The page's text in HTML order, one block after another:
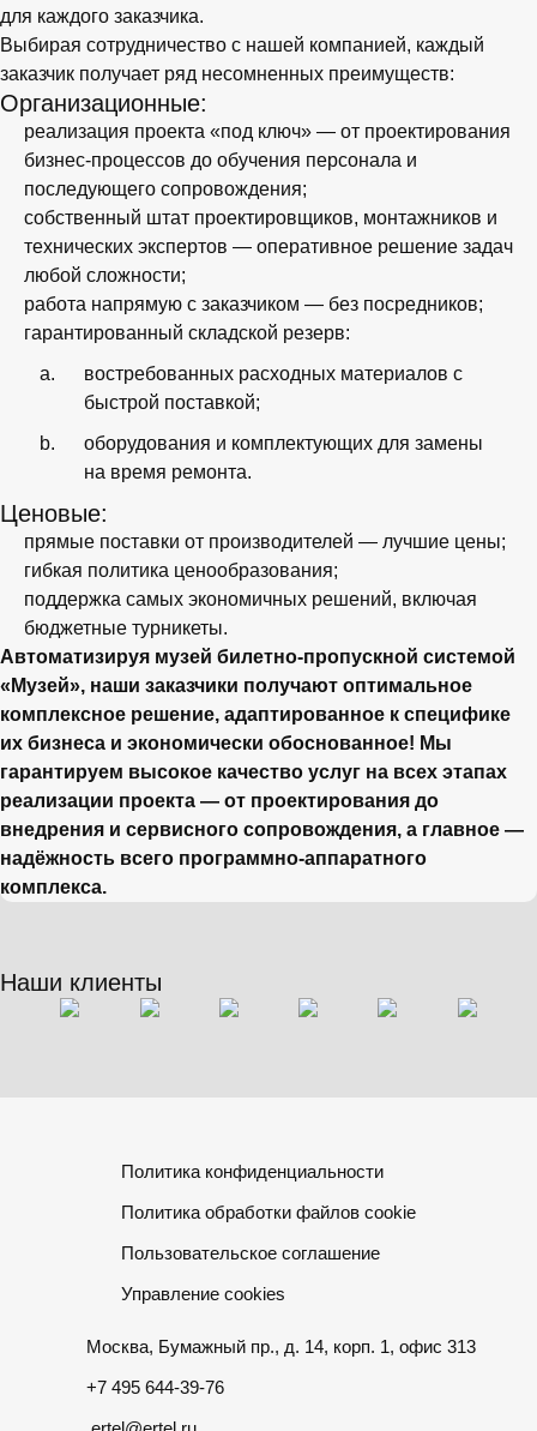
для каждого заказчика.
Выбирая сотрудничество с нашей компанией, каждый
заказчик получает ряд несомненных преимуществ:
Организационные:
реализация проекта «под ключ» — от проектирования
бизнес-процессов до обучения персонала и
последующего сопровождения;
собственный штат проектировщиков, монтажников и
технических экспертов — оперативное решение задач
любой сложности;
работа напрямую с заказчиком — без посредников;
гарантированный складской резерв:
востребованных расходных материалов с
быстрой поставкой;
оборудования и комплектующих для замены
на время ремонта.
Ценовые:
прямые поставки от производителей — лучшие цены;
гибкая политика ценообразования;
поддержка самых экономичных решений, включая
бюджетные турникеты.
Автоматизируя музей билетно-пропускной системой
«Музей», наши заказчики получают оптимальное
комплексное решение, адаптированное к специфике
их бизнеса и экономически обоснованное! Мы
гарантируем высокое качество услуг на всех этапах
реализации проекта — от проектирования до
внедрения и сервисного сопровождения, а главное —
надёжность всего программно-аппаратного
комплекса.
Наши клиенты
Политика конфиденциальности
Политика обработки файлов cookie
Пользовательское соглашение
Управление cookies
Москва, Бумажный пр., д. 14, корп. 1, офис 313
+7 495 644-39-76